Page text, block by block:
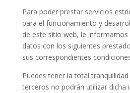
Para poder prestar servicios
para el funcionamiento y
de este sitio web, le
datos con los siguientes
sus correspondientes
Puedes tener la total
terceros no podrán utilizar dicha